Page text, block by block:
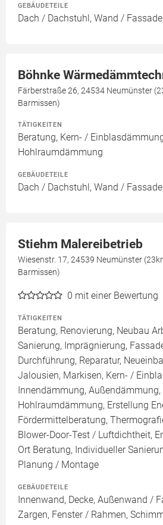
GEBÄUDETEILE
Dach / Dachstuhl, Wand /
Böhnke
Färberstraße 26, 24534 Neumünster
Barmissen)
TÄTIGKEITEN
Beratung, Kern- /
Hohlraumdämmung
GEBÄUDETEILE
Dach / Dachstuhl, Wand /
Stiehm Malereibetrieb
Wiesenstr. 17, 24539 Neumünster
Barmissen)
0 mit einer Bewertung
TÄTIGKEITEN
Beratung, Renovierung, Neubau
Sanierung, Imprägnierung,
Durchführung, Reparatur,
Jalousien, Markisen, Kern- /
Innendämmung, Außendämmung,
Hohlraumdämmung, Erstellung
Fördermittelberatung,
Blower-Door-Test / Luftdichtheit,
Ort Beratung, Individueller
Planung / Montage
GEBÄUDETEILE
Innenwand, Decke, Außenwand /
Zargen, Fenster / Rahmen,